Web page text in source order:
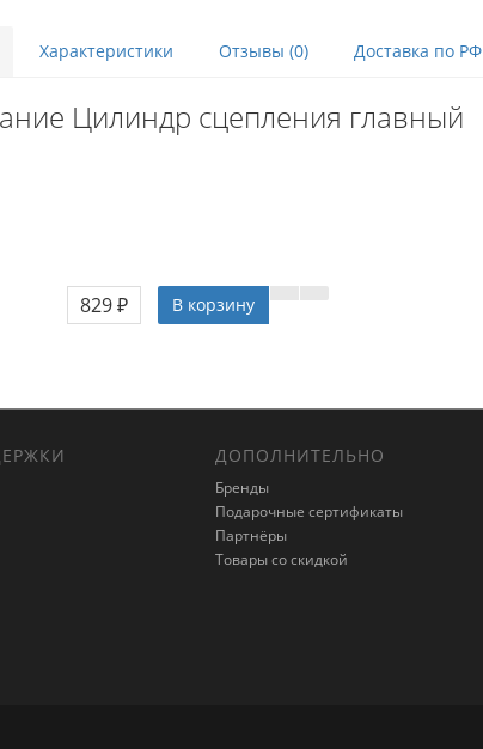
Характеристики Отзывы (0) Доставка по РФ
Цилиндр сцепления главный
829 ₽
В корзину
ДОПОЛНИТЕЛЬНО
Бренды
Подарочные сертификаты
Партнёры
Товары со скидкой